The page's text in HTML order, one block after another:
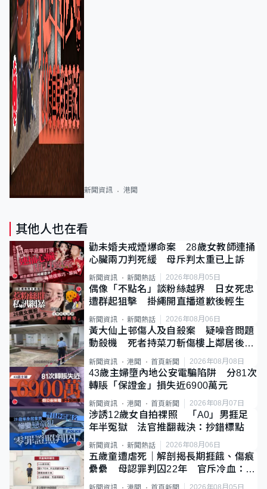
新聞資訊 港聞
其他人也在看
勸未婚夫戒煙爆命案 28歲女教師連捅
心臟兩刀判死緩 母斥判太重已上訴
新聞資訊 新聞熱話 2026年08月05日
偶像「不點名」談粉絲越界 日女死忠
遭群起狙擊 掛繩開直播道歉後輕生
新聞資訊 新聞熱話 2026年08月06日
黃大仙上邨傷人及自殺案 疑噪音問題
動殺機 死者持菜刀斬傷樓上鄰居後墮
新聞資訊 港聞 首頁新聞 2026年08月08日
43歲主婦墮內地公安電騙陷阱 分81次
轉賬「保證金」損失近6900萬元
新聞資訊 港聞 首頁新聞 2026年08月07日
涉誘12歲女自拍祼照 「A0」男捱足
年半冤獄 法官推翻裁決：抄錯標點
新聞資訊 新聞熱話 2026年08月06日
五歲童遭虐死｜解剖揭長期捱餓、傷痕
纍纍 母認罪判囚22年 官斥冷血：同
類案最惡劣
2026年08月05日